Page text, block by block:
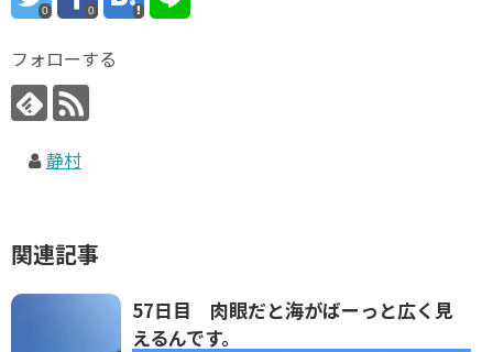
0 0
フォローする
静村
関連記事
57日目 肉眼だと海がばーっと広く見
えるんです。